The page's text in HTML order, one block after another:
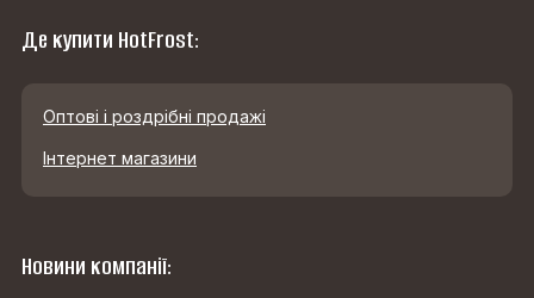
Де купити HotFrost:
Оптові і роздрібні продажі
Інтернет магазини
Новини компанії: